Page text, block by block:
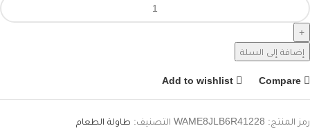
إضافة إلى السلة
Compare
Add to wishlist
رمز المنتج: WAME8JLB6R41228 التصنيف: طاولة الطعام